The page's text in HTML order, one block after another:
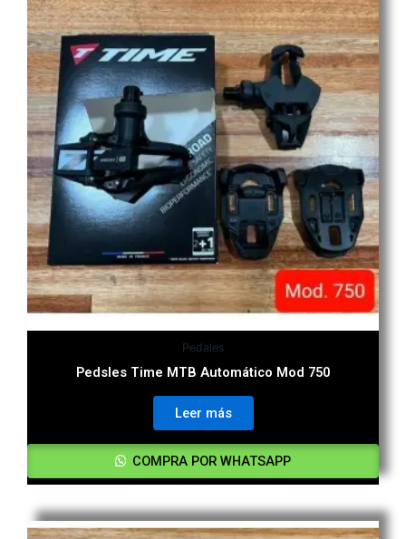
Pedales
Pedsles Time MTB Automático Mod 750
Leer más
COMPRA POR WHATSAPP